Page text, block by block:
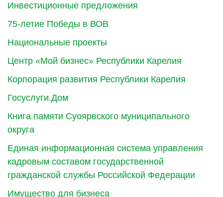
Инвестиционные предложения
75-летие Победы в ВОВ
Национальные проекты
Центр «Мой бизнес» Республики Карелия
Корпорация развития Республики Карелия
Госуслуги.Дом
Книга памяти Суоярвского муниципального
округа
Единая информационная система управления
кадровым составом государственной
гражданской службы Российской Федерации
Имущество для бизнеса